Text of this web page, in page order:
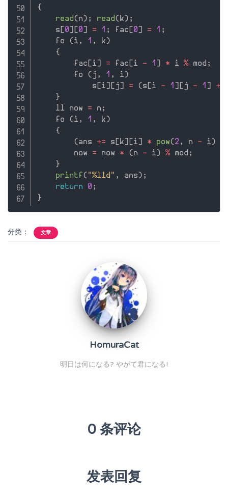
{
read(n) ; read(k) ;
    s
[0] [0] = 1 ; fac [0] = 1 ;
    fo
(i , 1 , k)
{
        fac
[i] = fac [i - 1 ] * i % mod ;
        fo
( j , 1 , i)
            s
[i] [ j] = (s [i - 1 ] [ j - 1 ] +
}
    ll now
= n ;
    fo
(i , 1 , k)
{
(ans += s [k] [i] * pow(2 , n - i)
        now
= now * (n - i) % mod ;
}
printf ( "%lld" , ans) ;
return
0 ;
}
分类： 文章
HomuraCat
明日は何になる? やがて君になる!
0 条评论
发表回复